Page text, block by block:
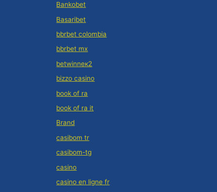
Bankobet
Basaribet
bbrbet colombia
bbrbet mx
betwinneк2
bizzo casino
book of ra
book of ra it
Brand
casibom tr
casibom-tg
casino
casino en ligne fr